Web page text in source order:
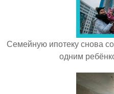
Семейную ипотеку снова
одним